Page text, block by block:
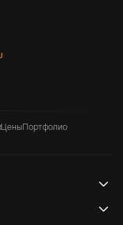
ЦеныПортфолио